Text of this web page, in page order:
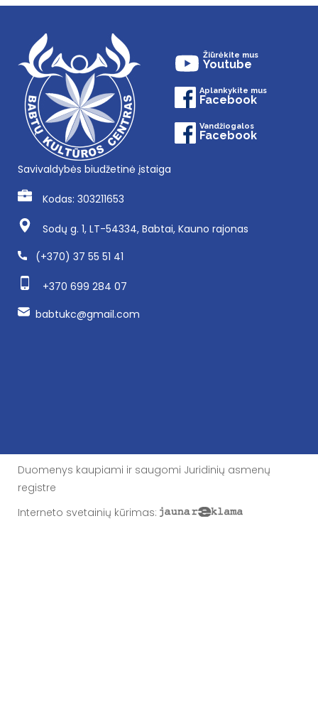
Žiūrėkite mus
Youtube
Aplankykite mus
Facebook
Vandžiogalos
Facebook
Savivaldybės biudžetinė įstaiga
Kodas: 303211653
Sodų g. 1, LT-54334, Babtai, Kauno rajonas
(+370) 37 55 51 41
+370 699 284 07
babtukc@gmail.com
Duomenys kaupiami ir saugomi Juridinių asmenų
registre
Interneto svetainių kūrimas: